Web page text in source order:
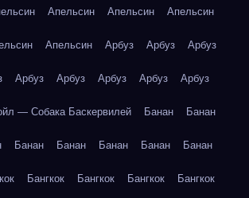
Апельсин Апельсин Апельсин
Апельсин Арбуз Арбуз Арбуз
Арбуз Арбуз Арбуз Арбуз Арбуз
— Собака Баскервилей Банан Банан
Банан Банан Банан Банан Банан
Бангкок Бангкок Бангкок Бангкок